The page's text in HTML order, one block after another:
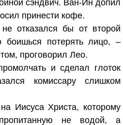
сэндвич. Ван-Ин допил
принести кофе.
отказался бы от второй
боишься потерять лицо, –
проговорил Лео.
и сделал глоток
комиссару слишком
Иисуса Христа, которому
не водой, а